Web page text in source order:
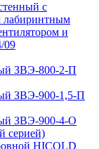
с
и
09
ЗВЭ-800-2-П
ЗВЭ-900-1,5-П
ЗВЭ-900-4-О
серией)
HICOLD